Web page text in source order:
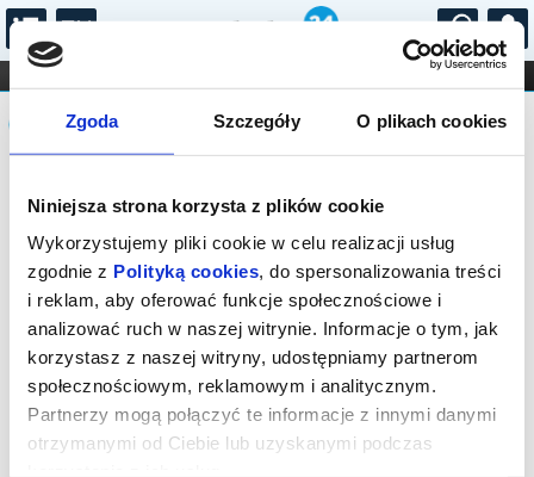
Zgoda Szczegóły O plikach cookies
Niniejsza strona korzysta z plików cookie
Wykorzystujemy pliki cookie w celu realizacji usług
zgodnie z Polityką cookies, do spersonalizowania treści
i reklam, aby oferować funkcje społecznościowe i
analizować ruch w naszej witrynie. Informacje o tym, jak
korzystasz z naszej witryny, udostępniamy partnerom
społecznościowym, reklamowym i analitycznym.
Partnerzy mogą połączyć te informacje z innymi danymi
otrzymanymi od Ciebie lub uzyskanymi podczas
...
FILHARMONIA OPERA I BALET
STAND-UP
DLA DZIECI
Komunikat
Sprzedaż biletów on-line na wydarzenie
została zakończona.